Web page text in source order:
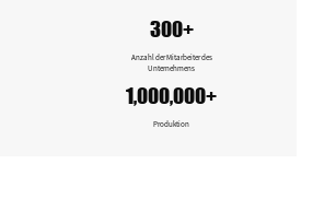
300+
Anzahl der Mitarbeiter des
Unternehmens
1,000,000+
Produktion